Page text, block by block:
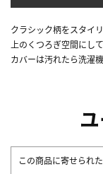
クラシック柄をスタイ
上のくつろぎ空間にし
カバーは汚れたら洗濯
この商品に寄せられ